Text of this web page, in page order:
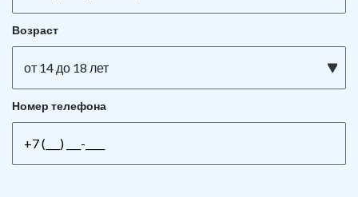
Возраст
от 14 до 18 лет
Номер телефона